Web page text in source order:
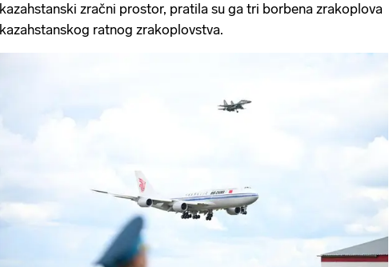
kazahstanski zračni prostor, pratila su ga tri borbena zrakoplova
kazahstanskog ratnog zrakoplovstva.